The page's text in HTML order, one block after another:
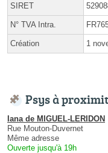
SIRET
N° TVA Intra.
Création 1
Psys à
Iana de MIGUEL-LERIDON
Rue Mouton-Duvernet
Même adresse
Ouverte jusqu'à 19h